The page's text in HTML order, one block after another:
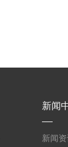
新闻
新闻